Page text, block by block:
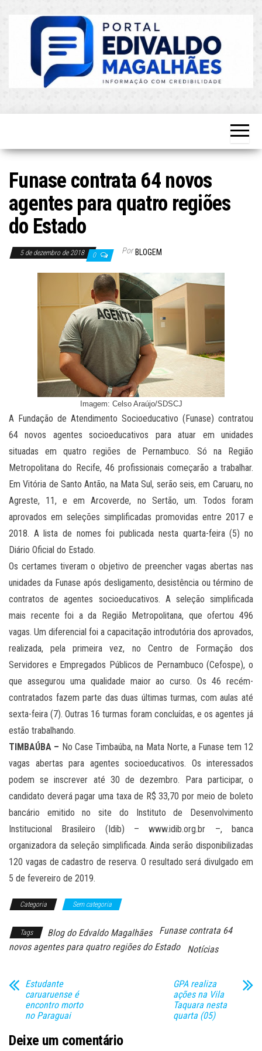
Atualizado!
Funase contrata 64 novos
agentes para quatro regiões
do Estado
5 de dezembro de 2018 0 Por BLOGEM
Imagem: Celso Araújo/SDSCJ
A Fundação de Atendimento Socioeducativo (Funase) contratou
64 novos agentes socioeducativos para atuar em unidades
situadas em quatro regiões de Pernambuco. Só na Região
Metropolitana do Recife, 46 profissionais começarão a trabalhar.
Em Vitória de Santo Antão, na Mata Sul, serão seis, em Caruaru, no
Agreste, 11, e em Arcoverde, no Sertão, um. Todos foram
aprovados em seleções simplificadas promovidas entre 2017 e
2018. A lista de nomes foi publicada nesta quarta-feira (5) no
Diário Oficial do Estado.
Os certames tiveram o objetivo de preencher vagas abertas nas
unidades da Funase após desligamento, desistência ou término de
contratos de agentes socioeducativos. A seleção simplificada
mais recente foi a da Região Metropolitana, que ofertou 496
vagas. Um diferencial foi a capacitação introdutória dos aprovados,
realizada, pela primeira vez, no Centro de Formação dos
Servidores e Empregados Públicos de Pernambuco (Cefospe), o
que assegurou uma qualidade maior ao curso. Os 46 recém-
contratados fazem parte das duas últimas turmas, com aulas até
sexta-feira (7). Outras 16 turmas foram concluídas, e os agentes já
estão trabalhando.
TIMBAÚBA – No Case Timbaúba, na Mata Norte, a Funase tem 12
vagas abertas para agentes socioeducativos. Os interessados
podem se inscrever até 30 de dezembro. Para participar, o
candidato deverá pagar uma taxa de R$ 33,70 por meio de boleto
bancário emitido no site do Instituto de Desenvolvimento
Institucional Brasileiro (Idib) – www.idib.org.br –, banca
organizadora da seleção simplificada. Ainda serão disponibilizadas
120 vagas de cadastro de reserva. O resultado será divulgado em
5 de fevereiro de 2019.
Categoria Sem categoria
Tags Blog do Edvaldo Magalhães
Funase contrata 64
novos agentes para quatro regiões do Estado
Notícias
Estudante
caruaruense é
encontro morto
no Paraguai
GPA realiza
ações na Vila
Taquara nesta
quarta (05)
Deixe um comentário